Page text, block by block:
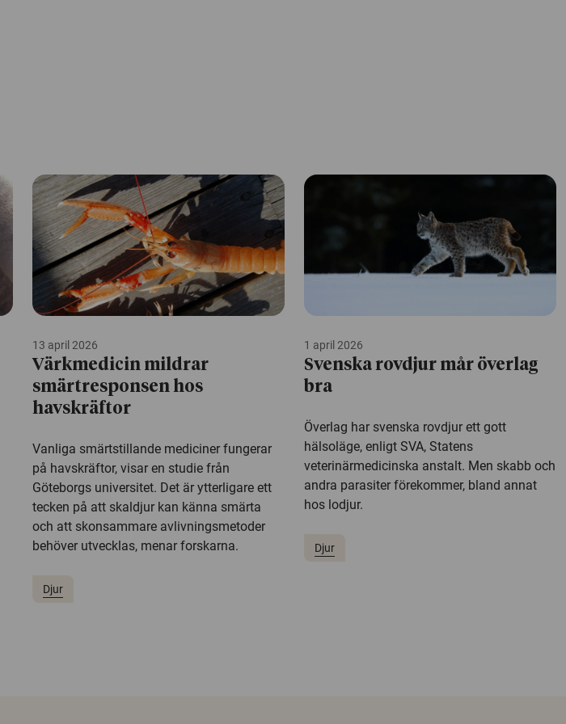
13 april 2026
Värkmedicin mildrar
smärtresponsen hos
havskräftor
Vanliga smärtstillande mediciner fungerar
på havskräftor, visar en studie från
Göteborgs universitet. Det är ytterligare ett
tecken på att skaldjur kan känna smärta
och att skonsammare avlivningsmetoder
behöver utvecklas, menar forskarna.
Djur
1 april 2026
Svenska rovdjur mår överlag
bra
Överlag har svenska rovdjur ett gott
hälsoläge, enligt SVA, Statens
veterinärmedicinska anstalt. Men skabb och
andra parasiter förekommer, bland annat
hos lodjur.
Djur